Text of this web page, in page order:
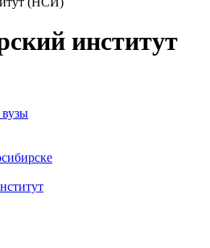
институт